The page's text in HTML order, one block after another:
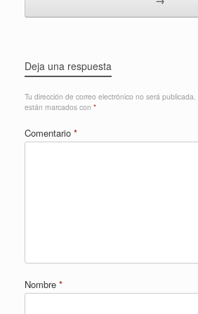
Deja una respuesta
Tu dirección de correo electrónico no será publicada.
están marcados con *
Comentario *
Nombre *